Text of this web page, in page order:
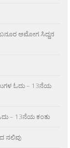
ಅಮೋಗ ಸಿದ್ದನ
ಓದು – 13ನೆಯ
– 13ನೆಯ ಕಂತು
ನಲಿವು